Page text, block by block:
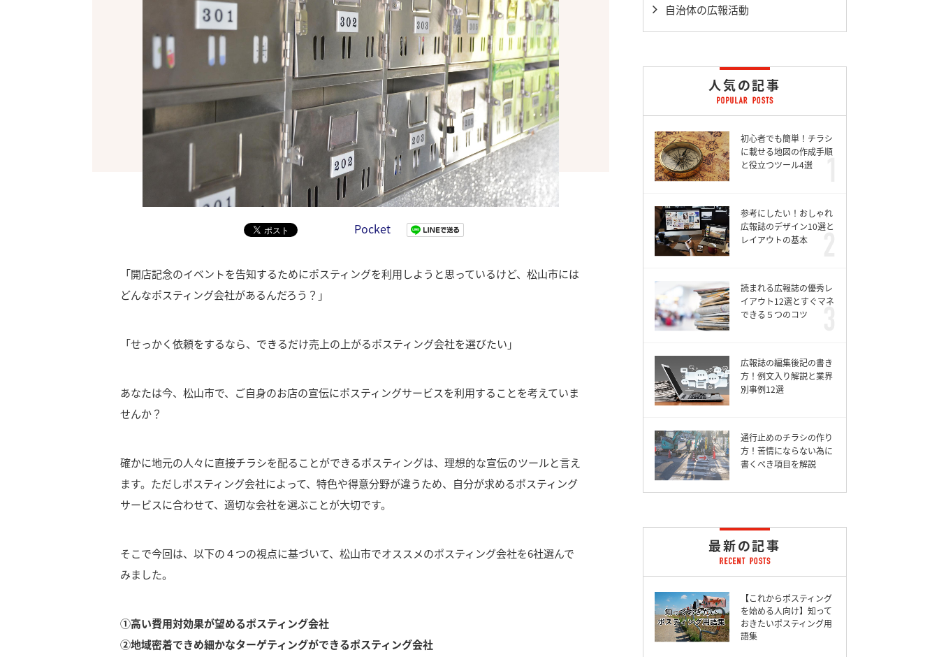
Pocket
「開店記念のイベントを告知するためにポスティングを利用しようと思っているけど、松山市には
どんなポスティング会社があるんだろう？」
「せっかく依頼をするなら、できるだけ売上の上がるポスティング会社を選びたい」
あなたは今、松山市で、ご自身のお店の宣伝にポスティングサービスを利用することを考えていま
せんか？
確かに地元の人々に直接チラシを配ることができるポスティングは、理想的な宣伝のツールと言え
ます。 ただしポスティング会社によって、特色や得意分野が違うため、自分が求めるポスティング
サービスに合わせて、適切な会社を選ぶことが大切です。
そこで今回は、以下の４つの視点に基づいて、松山市でオススメのポスティング会社を6社選んで
みました。
①高い費用対効果が望めるポスティング会社
②地域密着できめ細かなターゲティングができるポスティング会社
自治体の広報活動
人気の記事
初心者でも簡単！チラシ
に載せる地図の作成手順
と役立つツール4選
参考にしたい！おしゃれ
広報誌のデザイン10選と
レイアウトの基本
読まれる広報誌の優秀レ
イアウト12選とすぐマネ
できる５つのコツ
広報誌の編集後記の書き
方！例文入り解説と業界
別事例12選
通行止めのチラシの作り
方！苦情にならない為に
書くべき項目を解説
最新の記事
【これからポスティング
を始める人向け】知って
おきたいポスティング用
語集